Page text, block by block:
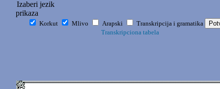
Izaberi jezik
prikaza
Korkut Mlivo Arapski
Transkripcija i gramatika
Transkripciona tabela